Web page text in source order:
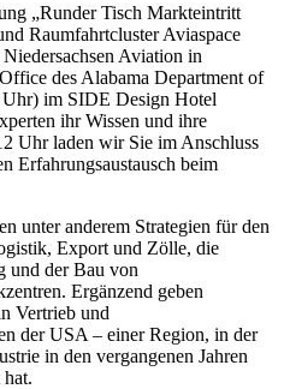
„Runder Tisch Markteintritt
Raumfahrtcluster Aviaspace
Aviation in
des Alabama Department of
im SIDE Design Hotel
ihr Wissen und ihre
Uhr laden wir Sie im Anschluss
Erfahrungsaustausch beim
unter anderem Strategien für den
Export und Zölle, die
und der Bau von
Ergänzend geben
Vertrieb und
der USA – einer Region, in der
in den vergangenen Jahren